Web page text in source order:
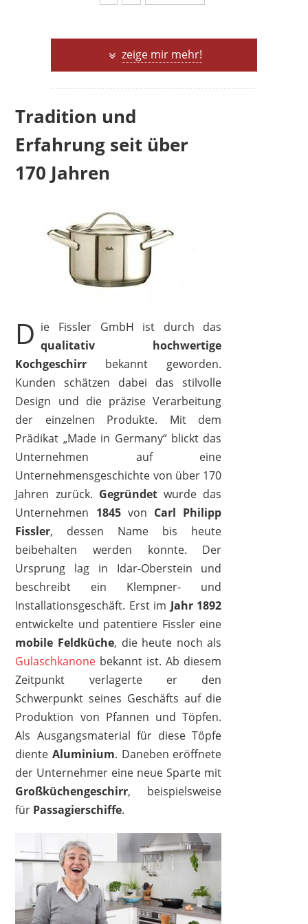
59,99 €35,81 €
FISSLER
139,00 €*
FISSLER
249,00 €
159,99 €*
zeige mir mehr!
Tradition und
Erfahrung seit über
170 Jahren
D ie Fissler GmbH ist durch das
qualitativ hochwertige
Kochgeschirr bekannt geworden.
Kunden schätzen dabei das stilvolle
Design und die präzise Verarbeitung
der einzelnen Produkte. Mit dem
Prädikat „Made in Germany“ blickt das
Unternehmen auf eine
Unternehmensgeschichte von über 170
Jahren zurück. Gegründetwurde das
Unternehmen 1845von Carl Philipp
Fissler, dessen Name bis heute
beibehalten werden konnte. Der
Ursprung lag in Idar-Oberstein und
beschreibt ein Klempner- und
Installationsgeschäft. Erst im Jahr 1892
entwickelte und patentiere Fissler eine
mobile Feldküche, die heute noch als
Gulaschkanone bekannt ist. Ab diesem
Zeitpunkt verlagerte er den
Schwerpunkt seines Geschäfts auf die
Produktion von Pfannen und Töpfen.
Als Ausgangsmaterial für diese Töpfe
dienteAluminium. Daneben eröffnete
der Unternehmer eine neue Sparte mit
Großküchengeschirr, beispielsweise
für Passagierschiffe.